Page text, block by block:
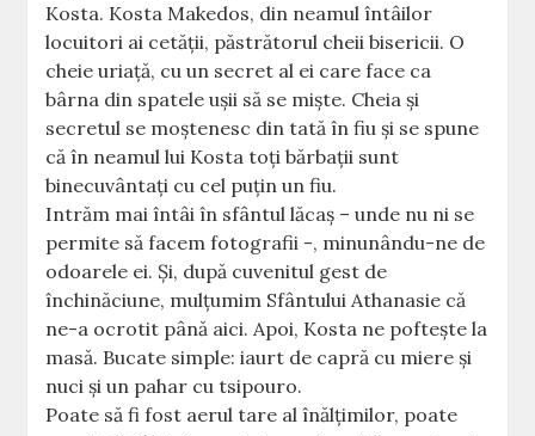
Kosta. Kosta Makedos, din neamul întâilor
locuitori ai cetăţii, păstrătorul cheii bisericii. O
cheie uriaţă, cu un secret al ei care face ca
bârna din spatele uşii să se mişte. Cheia şi
secretul se moştenesc din tată în fiu şi se spune
că în neamul lui Kosta toţi bărbaţii sunt
binecuvântaţi cu cel puţin un fiu.
Intrăm mai întâi în sfântul lăcaş – unde nu ni se
permite să facem fotografii -, minunându-ne de
odoarele ei. Şi, după cuvenitul gest de
închinăciune, mulţumim Sfântului Athanasie că
ne-a ocrotit până aici. Apoi, Kosta ne pofteşte la
masă. Bucate simple: iaurt de capră cu miere şi
nuci şi un pahar cu tsipouro.
Poate să fi fost aerul tare al înălţimilor, poate